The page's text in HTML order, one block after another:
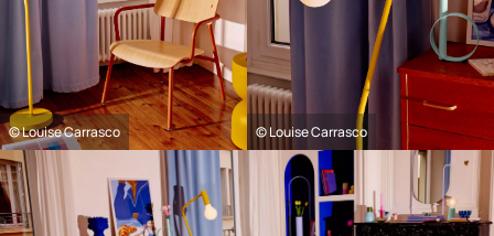
© Louise Carrasco © Louise Carrasco